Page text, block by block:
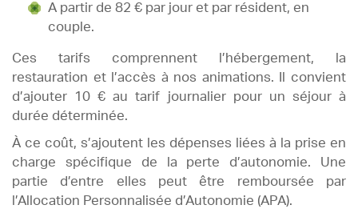
A partir de 82 € par jour et par résident, en
couple.
Ces tarifs comprennent l’hébergement, la
restauration et l’accès à nos animations. Il convient
d’ajouter 10 € au tarif journalier pour un séjour à
durée déterminée.
À ce coût, s’ajoutent les dépenses liées à la prise en
charge spécifique de la perte d’autonomie. Une
partie d’entre elles peut être remboursée par
l’Allocation Personnalisée d’Autonomie (APA).